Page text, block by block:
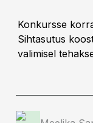
Konkursse
Sihtasutus
valimisel